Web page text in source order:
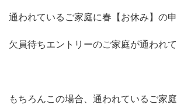
通われているご家庭に春【お休み】の
欠員待ちエントリーのご家庭が通われて
もちろんこの場合、通われているご家